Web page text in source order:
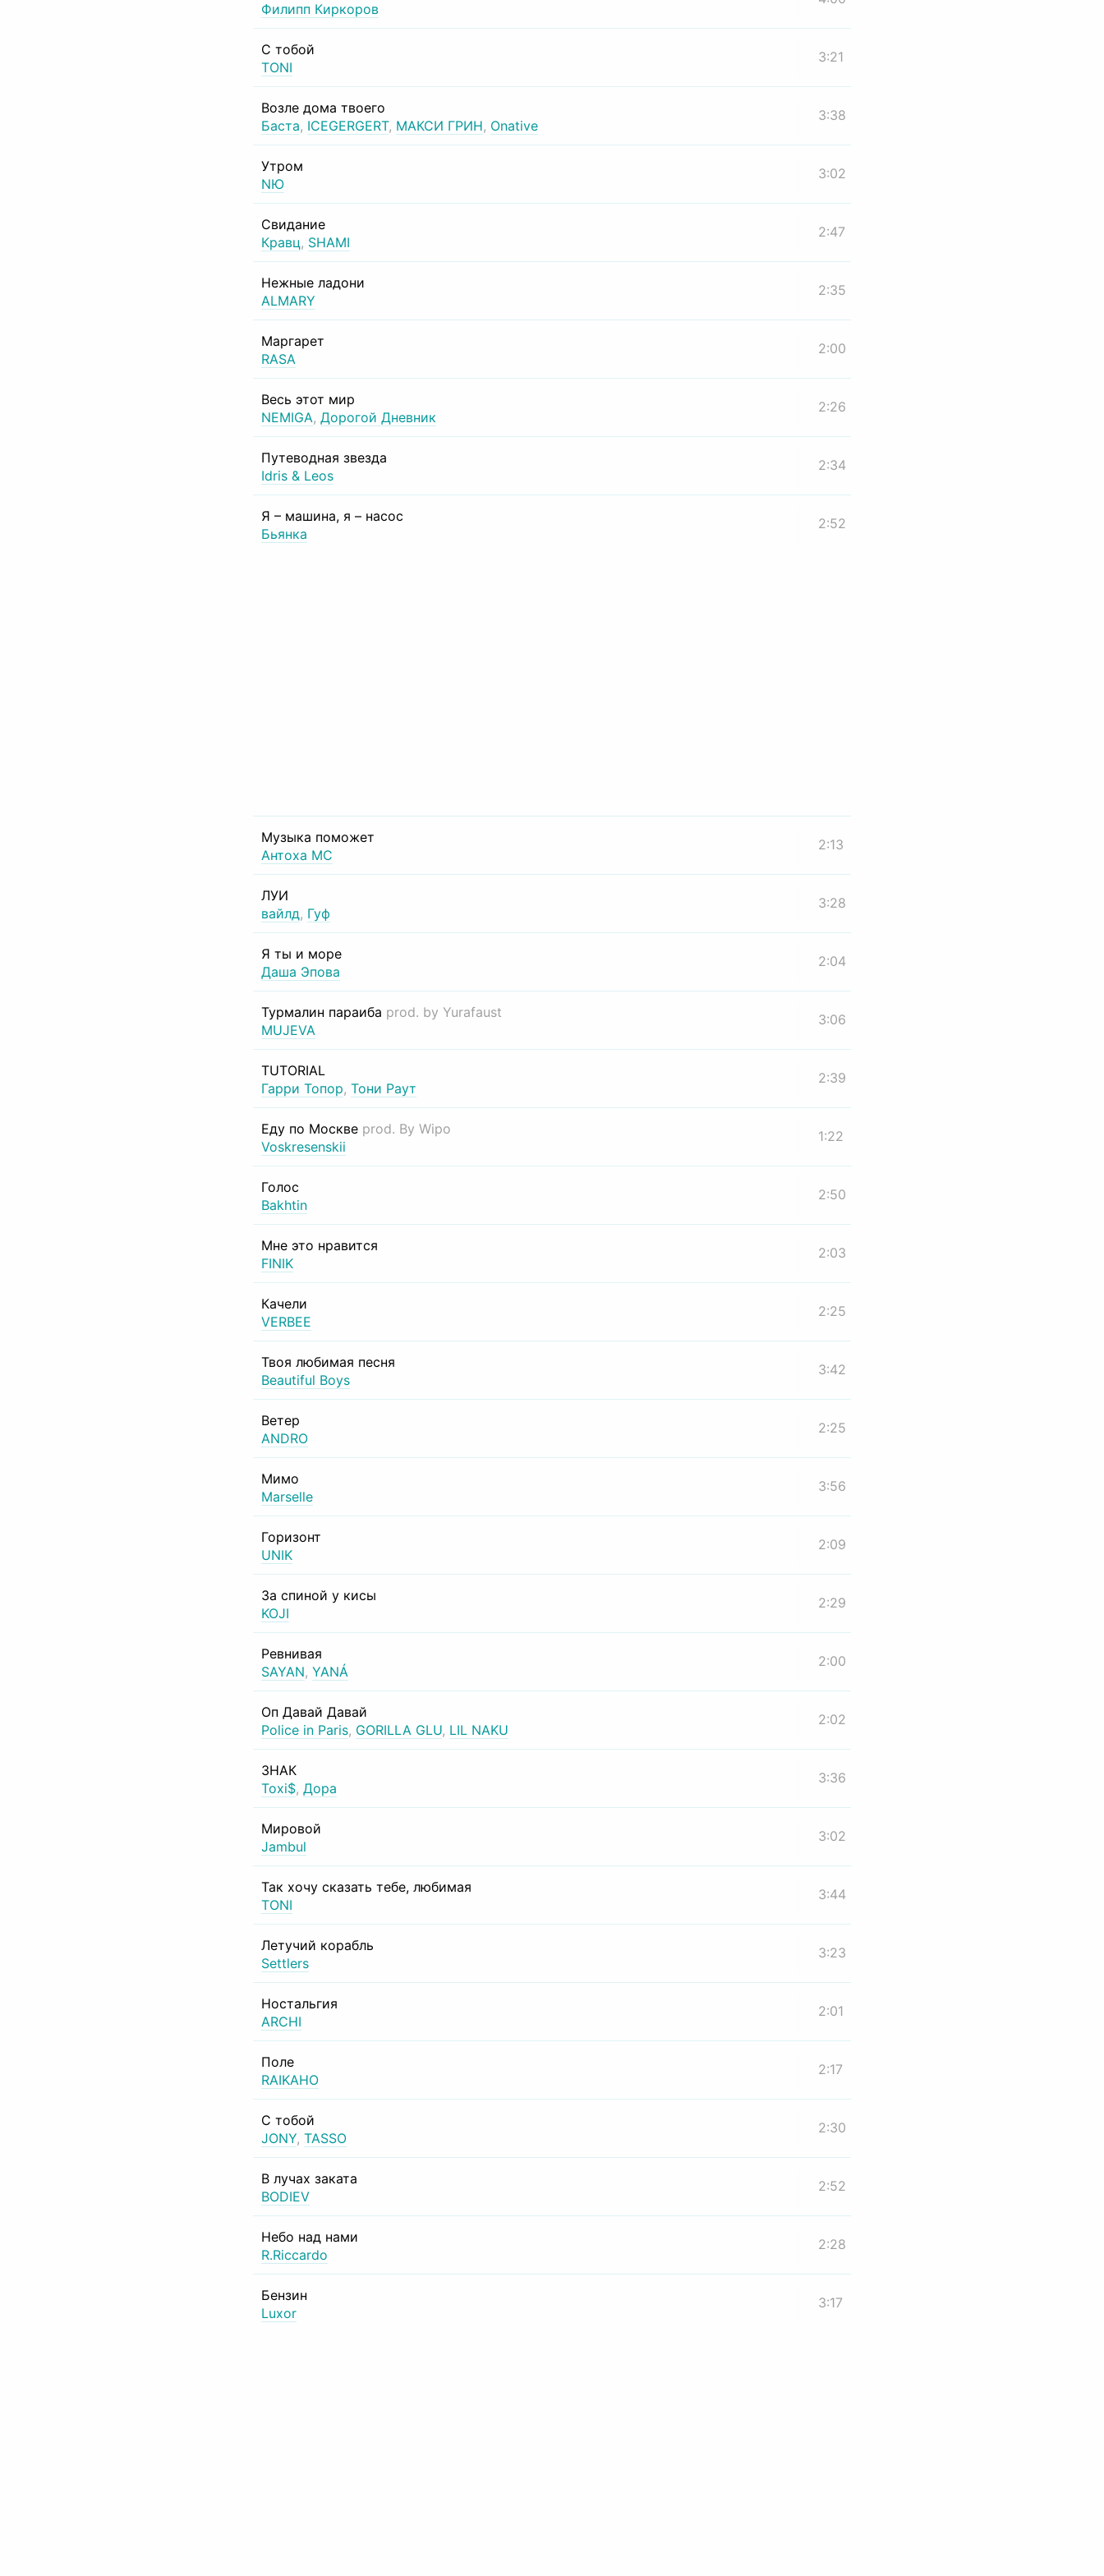
Филипп Киркоров
С тобой
TONI
3:21
Возле дома твоего
Баста, ICEGERGERT, МАКСИ ГРИН, Onative
3:38
Утром
NЮ
3:02
Свидание
Кравц, SHAMI
2:47
Нежные ладони
ALMARY
2:35
Маргарет
RASA
2:00
Весь этот мир
NEMIGA, Дорогой Дневник
2:26
Путеводная звезда
Idris & Leos
2:34
Я – машина, я – насос
Бьянка
2:52
Музыка поможет
Антоха МС
2:13
ЛУИ
вайлд, Гуф
3:28
Я ты и море
Даша Эпова
2:04
Турмалин параиба prod. by Yurafaust
MUJEVA
3:06
TUTORIAL
Гарри Топор, Тони Раут
2:39
Еду по Москве prod. By Wipo
Voskresenskii
1:22
Голос
Bakhtin
2:50
Мне это нравится
FINIK
2:03
Качели
VERBEE
2:25
Твоя любимая песня
Beautiful Boys
3:42
Ветер
ANDRO
2:25
Мимо
Marselle
3:56
Горизонт
UNIK
2:09
За спиной у кисы
KOJI
2:29
Ревнивая
SAYAN, YANÁ
2:00
Оп Давай Давай
Police in Paris, GORILLA GLU, LIL NAKU
2:02
ЗНАК
Toxi$, Дора
3:36
Мировой
Jambul
3:02
Так хочу сказать тебе, любимая
TONI
3:44
Летучий корабль
Settlers
3:23
Ностальгия
ARCHI
2:01
Поле
RAIKAHO
2:17
С тобой
JONY, TASSO
2:30
В лучах заката
BODIEV
2:52
Небо над нами
R.Riccardo
2:28
Бензин
Luxor
3:17